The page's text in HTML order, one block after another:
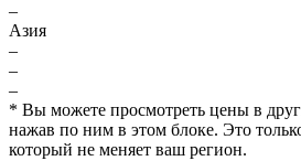
–
Азия
–
–
–
* Вы можете просмотреть цены в
нажав по ним в этом блоке. Это
который не меняет ваш регион.